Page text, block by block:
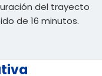
del trayecto
de 16 minutos.